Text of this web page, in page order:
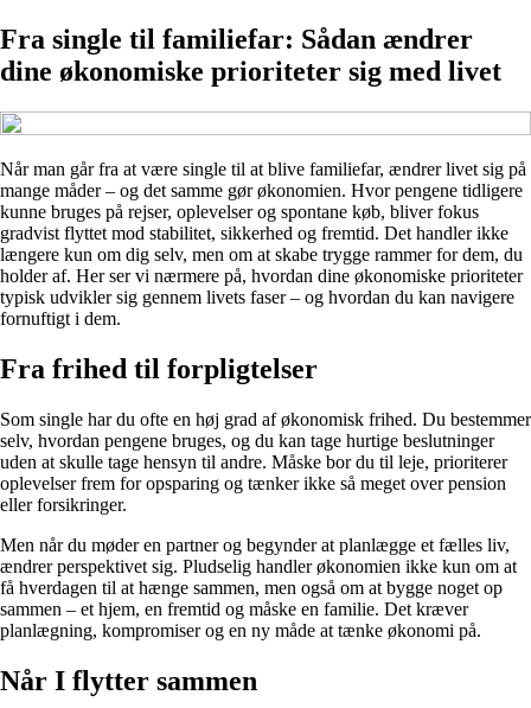
Fra single til familiefar: Sådan ændrer
dine økonomiske prioriteter sig med livet
Når man går fra at være single til at blive familiefar, ændrer livet sig på
mange måder – og det samme gør økonomien. Hvor pengene tidligere
kunne bruges på rejser, oplevelser og spontane køb, bliver fokus
gradvist flyttet mod stabilitet, sikkerhed og fremtid. Det handler ikke
længere kun om dig selv, men om at skabe trygge rammer for dem, du
holder af. Her ser vi nærmere på, hvordan dine økonomiske prioriteter
typisk udvikler sig gennem livets faser – og hvordan du kan navigere
fornuftigt i dem.
Fra frihed til forpligtelser
Som single har du ofte en høj grad af økonomisk frihed. Du bestemmer
selv, hvordan pengene bruges, og du kan tage hurtige beslutninger
uden at skulle tage hensyn til andre. Måske bor du til leje, prioriterer
oplevelser frem for opsparing og tænker ikke så meget over pension
eller forsikringer.
Men når du møder en partner og begynder at planlægge et fælles liv,
ændrer perspektivet sig. Pludselig handler økonomien ikke kun om at
få hverdagen til at hænge sammen, men også om at bygge noget op
sammen – et hjem, en fremtid og måske en familie. Det kræver
planlægning, kompromiser og en ny måde at tænke økonomi på.
Når I flytter sammen